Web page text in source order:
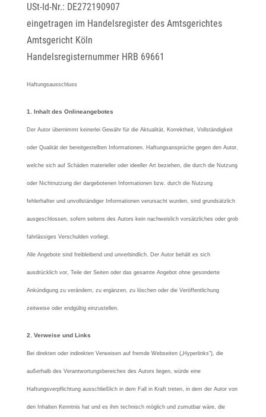
USt-Id-Nr.: DE272190907
eingetragen im Handelsregister des Amtsgerichtes
Amtsgericht Köln
Handelsregisternummer HRB 69661
Haftungsausschluss
1. Inhalt des Onlineangebotes
Der Autor übernimmt keinerlei Gewähr für die Aktualität, Korrektheit, Vollständigkeit
oder Qualität der bereitgestellten Informationen. Haftungsansprüche gegen den Autor,
welche sich auf Schäden materieller oder ideeller Art beziehen, die durch die Nutzung
oder Nichtnutzung der dargebotenen Informationen bzw. durch die Nutzung
fehlerhafter und unvollständiger Informationen verursacht wurden, sind grundsätzlich
ausgeschlossen, sofern seitens des Autors kein nachweislich vorsätzliches oder grob
fahrlässiges Verschulden vorliegt.
Alle Angebote sind freibleibend und unverbindlich. Der Autor behält es sich
ausdrücklich vor, Teile der Seiten oder das gesamte Angebot ohne gesonderte
Ankündigung zu verändern, zu ergänzen, zu löschen oder die Veröffentlichung
zeitweise oder endgültig einzustellen.
2. Verweise und Links
Bei direkten oder indirekten Verweisen auf fremde Webseiten („Hyperlinks“), die
außerhalb des Verantwortungsbereiches des Autors liegen, würde eine
Haftungsverpflichtung ausschließlich in dem Fall in Kraft treten, in dem der Autor von
den Inhalten Kenntnis hat und es ihm technisch möglich und zumutbar wäre, die